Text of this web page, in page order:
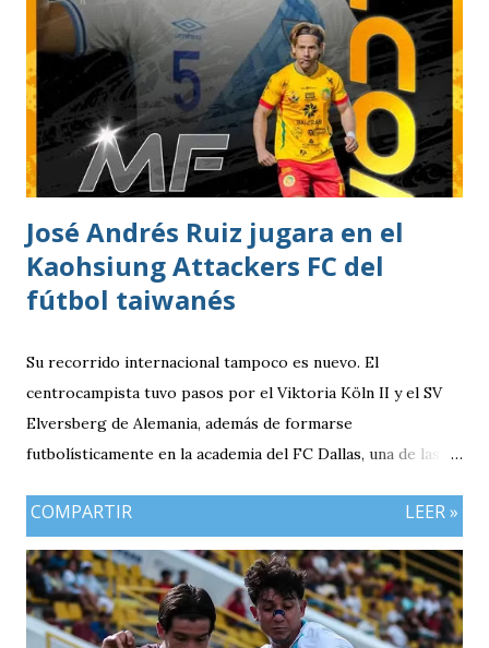
José Andrés Ruiz jugara en el
Kaohsiung Attackers FC del
fútbol taiwanés
Su recorrido internacional tampoco es nuevo. El
centrocampista tuvo pasos por el Viktoria Köln II y el SV
Elversberg de Alemania, además de formarse
futbolísticamente en la academia del FC Dallas, una de las
experiencia que marcó el inicio de su desarrollo como
Kaohsiung Attackers FC, una institución de crecimiento
reciente dentro del fútbol taiwanés. El club nació en 2016
con su equipo femenino y fue hasta 2025 cuando creó su
COMPARTIR LEER »